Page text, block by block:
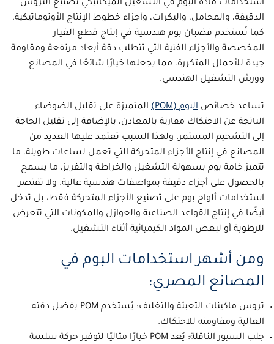
استخدامات مادة البوم في التشغيل الميكانيكي تصنيع التروس
الدقيقة، والمحامل، والبكرات، وأجزاء خطوط الإنتاج الأوتوماتيكية.
كما تُستخدم قضبان بوم هندسية في إنتاج قطع الغيار
المخصصة والأجزاء الفنية التي تتطلب دقة أبعاد مرتفعة ومقاومة
جيدة للأحمال المتكررة، مما يجعلها خيارًا شائعًا في المصانع
وورش التشغيل الهندسي.
تساعد خصائص البوم (POM)
المتميزة على تقليل الضوضاء
الناتجة عن الاحتكاك مقارنة بالمعادن، بالإضافة إلى تقليل الحاجة
إلى التشحيم المستمر. ولهذا السبب تعتمد عليها العديد من
المصانع في إنتاج الأجزاء المتحركة التي تعمل لساعات طويلة. ما
تتميزخامة بوم بسهولة التشغيل والخراطة والتفريز، ما يسمح
بالحصول على أجزاء دقيقة بمواصفات هندسية عالية. ولا تقتصر
استخدامات ألواح بوم على تصنيع الأجزاء المتحركة فقط، بل تدخل
أيضًا في إنتاج القواعد الصناعية والعوازل والمكونات التي تتعرض
للرطوبة أو لبعض المواد الكيميائية أثناء التشغيل.
ومن أشهر استخدامات البوم في
المصانع المصري:
تروس ماكينات التعبئة والتغليف: يُستخدم POM بفضل دقته
العالية ومقاومته للاحتكاك.
جلب السيور الناقلة: يُعد POM خيارًا مثاليًا لتوفير حركة سلسة